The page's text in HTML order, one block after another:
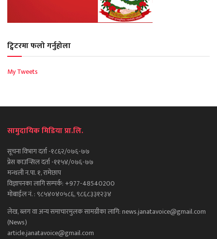
ट्विटरमा फलो गर्नुहोला
My Tweets
सामुदायिक मिडिया प्रा.लि.
सूचना विभाग दर्ता -१८६२/०७६-७७
प्रेस काउन्सिल दर्ता -११५४/०७६-७७
मन्थली न.पा. १, रामेछाप
विज्ञापनका लागि सम्पर्क: +977-48540200
मोबाईल नं. : ९८५४०४०५८६, ९८६८३३१२३४
लेख, ब्लग वा अन्य समाचारमुलक सामग्रीका लागि: news.janatavoice@gmail.com
(News)
article.janatavoice@gmail.com